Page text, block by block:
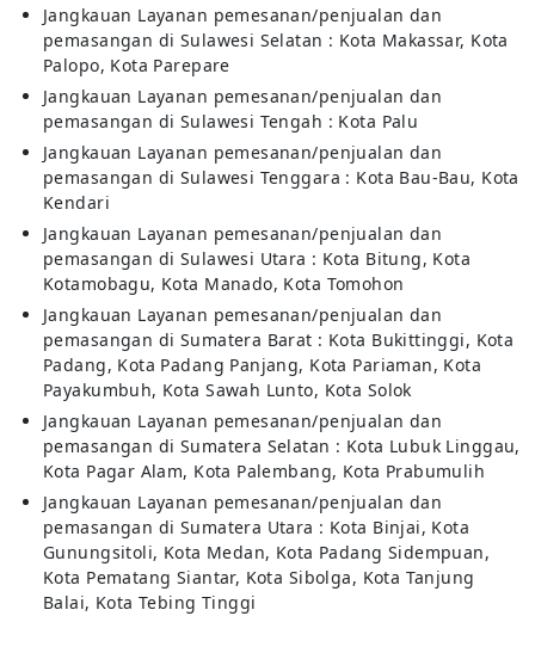
Jangkauan Layanan pemesanan/penjualan dan
pemasangan di Sulawesi Selatan : Kota Makassar, Kota
Palopo, Kota Parepare
Jangkauan Layanan pemesanan/penjualan dan
pemasangan di Sulawesi Tengah : Kota Palu
Jangkauan Layanan pemesanan/penjualan dan
pemasangan di Sulawesi Tenggara : Kota Bau-Bau, Kota
Kendari
Jangkauan Layanan pemesanan/penjualan dan
pemasangan di Sulawesi Utara : Kota Bitung, Kota
Kotamobagu, Kota Manado, Kota Tomohon
Jangkauan Layanan pemesanan/penjualan dan
pemasangan di Sumatera Barat : Kota Bukittinggi, Kota
Padang, Kota Padang Panjang, Kota Pariaman, Kota
Payakumbuh, Kota Sawah Lunto, Kota Solok
Jangkauan Layanan pemesanan/penjualan dan
pemasangan di Sumatera Selatan : Kota Lubuk Linggau,
Kota Pagar Alam, Kota Palembang, Kota Prabumulih
Jangkauan Layanan pemesanan/penjualan dan
pemasangan di Sumatera Utara : Kota Binjai, Kota
Gunungsitoli, Kota Medan, Kota Padang Sidempuan,
Kota Pematang Siantar, Kota Sibolga, Kota Tanjung
Balai, Kota Tebing Tinggi